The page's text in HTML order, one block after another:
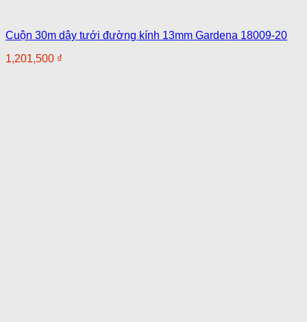
Cuộn 30m dây tưới đường kính 13mm Gardena 18009-20
1,201,500 ₫